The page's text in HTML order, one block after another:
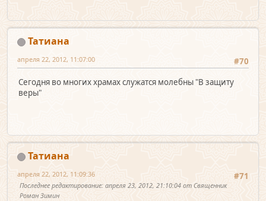
Татиана
#70
апреля 22, 2012, 11:07:00
Сегодня во многих храмах служатся молебны "В защиту
веры"
Татиана
#71
апреля 22, 2012, 11:09:36
Последнее редактирование: апреля 23, 2012, 21:10:04 от Священник
Роман Зимин